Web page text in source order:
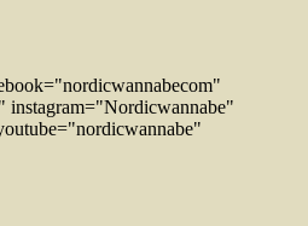
instagram="Nordicwannabe"